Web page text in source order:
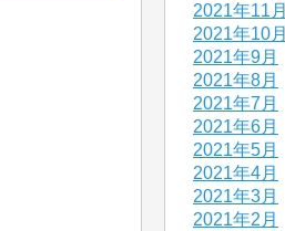
2021年11月
2021年10月
2021年9月
2021年8月
2021年7月
2021年6月
2021年5月
2021年4月
2021年3月
2021年2月